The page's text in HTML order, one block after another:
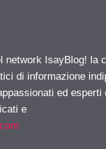
network IsayBlog! la
di informazione
ed esperti
e